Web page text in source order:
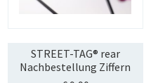
STREET-TAG® rear
Nachbestellung Ziffern